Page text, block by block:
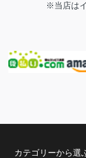
※当店は
カテゴリーから選